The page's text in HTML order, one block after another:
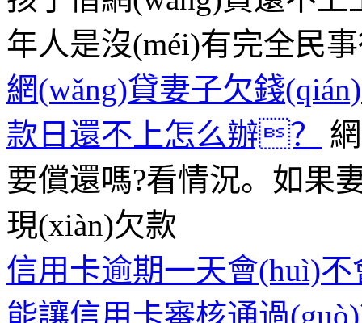
年人是沒(méi)有完全民
網(wǎng)貸妻子欠錢
款日還不上怎么辦？
要償還嗎?看情況。如果
現(xiàn)欠款
信用卡逾期一天會(huì)
能讓信用卡審核通過